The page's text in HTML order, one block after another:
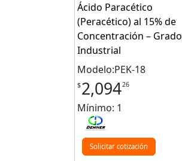
Ácido Paracético
(Peracético) al 15% de
Concentración – Grado
Industrial
Modelo:PEK-18
$2,09426
Mínimo: 1
Solicitar cotización